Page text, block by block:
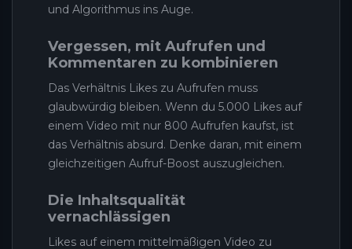
und Algorithmus ins Auge.
Vergessen, mit Aufrufen und
Kommentaren zu kombinieren
Das Verhältnis Likes zu Aufrufen muss
glaubwürdig bleiben. Wenn du 5.000 Likes auf
einem Video mit nur 800 Aufrufen kaufst, ist
das Verhältnis absurd. Denke daran, mit einem
gleichzeitigen Aufruf-Boost auszugleichen.
Die Inhaltsqualität
vernachlässigen
Likes auf einem mittelmäßigen Video zu